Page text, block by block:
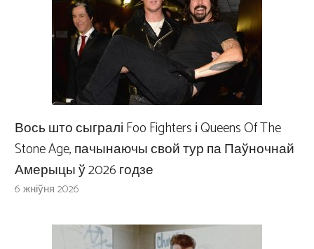
Вось што сыгралі Foo Fighters і Queens Of The
Stone Age, пачынаючы свой тур па Паўночнай
Амерыцы ў 2026 годзе
6 жніўня 2026